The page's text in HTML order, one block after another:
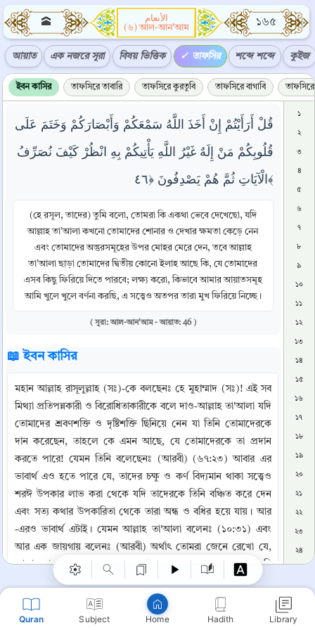
Quran Subject Home Hadith Library
🕋
الأنعام
(৬) আল-আন'আম
১৬৫
আয়াত এক নজরে সূরা বিষয় ভিত্তিক তাফসির শব্দে শব্দে কুইজ
ইবন কাসির তাফসিরে তাবারি তাফসিরে কুরতুবি তাফসিরে বাগাবি তাফসিরে
قُلْ أَرَأَيْتُمْ إِنْ أَخَذَ اللَّهُ سَمْعَكُمْ وَأَبْصَارَكُمْ وَخَتَمَ عَلَى
قُلُوبِكُمْ مَنْ إِلَهٌ غَيْرُ اللَّهِ يَأْتِيكُمْ بِهِ انْظُرْ كَيْفَ نُصَرِّفُ
الْآيَاتِ ثُمَّ هُمْ يَصْدِفُونَ ﴿٤٦﴾
(হে রসূল, তাদের) তুমি বলো, তোমরা কি একথা ভেবে দেখেছো, যদি
আল্লাহ তা’আলা কখনো তোমাদের শোনার ও দেখার ক্ষমতা কেড়ে নেন
এবং তোমাদের অন্তুরসমূহের উপর মোহর মেরে দেন, তবে আল্লাহ
তা’আলা ছাড়া তোমাদের দ্বিতীয় কোনো ইলাহ আছে কি, যে তোমাদের
এসব কিছু ফিরিয়ে দিতে পারবে; লক্ষ্য করো, কিভাবে আমার আয়াতসমূহ
আমি খুলে খুলে বর্ণনা করছি, এ সত্ত্বেও অতপর তারা মুখ ফিরিয়ে নিচ্ছে।
( সূরা: আল-আন'আম - আয়াত: 46 )
📖 ইবন কাসির
মহান আল্লাহ রাসূলুল্লাহ (সঃ)-কে বলছেনঃ হে মুহাম্মাদ (সঃ)! এই সব
মিথ্যা প্রতিপন্নকারী ও বিরোধিতাকারীকে বলে দাও-আল্লাহ তা'আলা যদি
তোমাদের শ্রবণশক্তি ও দৃষ্টিশক্তি ছিনিয়ে নেন যা তিনি তোমাদেরকে
দান করেছেন, তাহলে কে এমন আছে, যে তোমাদেরকে তা প্রদান
করতে পারে! যেমন তিনি বলেছেনঃ (আরবী) (৬৭:২৩) আবার এর
ভাবার্থ এও হতে পারে যে, তাদের চক্ষু ও কর্ণ বিদ্যমান থাকা সত্ত্বেও
শরঈ উপকার লাভ করা থেকে যদি তাদেরকে তিনি বঞ্চিত করে দেন
এবং সত্য কথার উপকারিতা থেকে তারা অন্ধ ও বধির হয়ে যায়। আর
-এরও ভাবার্থ এটাই। যেমন আল্লাহ তা'আলা বলেনঃ (১০:৩১) এবং
আর এক জায়গায় বলেনঃ (আরবী) অর্থাৎ তোমরা জেনে রেখো যে,
আল্লাহ মানুষ ও তার অন্তরের মধ্যে ফিরে থাকেন।' (৮:২৪) অর্থাৎ যদি
তিনি তোমাদের অন্তরের উপর মোহর লাগিয়ে দেন তবে কে এমন
আছে, যে ঐ মোহরকে ভেঙ্গে দিতে পারে? এই জন্যেই তিনি বলেনঃ
তোমরা একটু চিন্তা করে দেখো যে, আমি কিভাবে নিজের কথাকে
১
২
৩
৪
৫
৬
৭
৮
৯
১০
১১
১২
১৩
১৪
১৫
১৬
১৭
১৮
১৯
২০
২১
২২
২৩
২৪
২৬
Copy